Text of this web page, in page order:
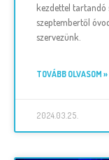
kezdettel tartandó
szeptembertől
szervezünk.
TOVÁBB OLVASOM »
2024.03.25.